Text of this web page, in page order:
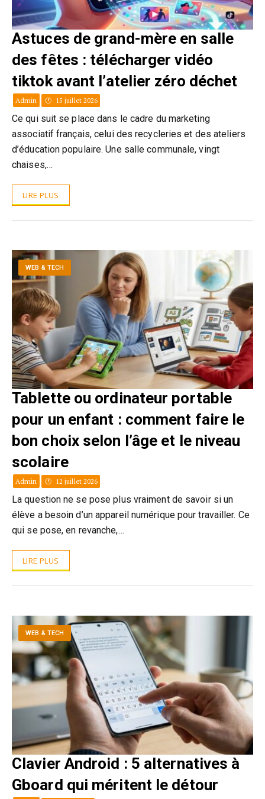
Astuces de grand-mère en salle
des fêtes : télécharger vidéo
tiktok avant l’atelier zéro déchet
Admin 15 juillet 2026
Ce qui suit se place dans le cadre du marketing
associatif français, celui des recycleries et des ateliers
d’éducation populaire. Une salle communale, vingt
chaises,…
LIRE PLUS
WEB & TECH
Tablette ou ordinateur portable
pour un enfant : comment faire le
bon choix selon l’âge et le niveau
scolaire
Admin 12 juillet 2026
La question ne se pose plus vraiment de savoir si un
élève a besoin d’un appareil numérique pour travailler. Ce
qui se pose, en revanche,…
LIRE PLUS
WEB & TECH
Clavier Android : 5 alternatives à
Gboard qui méritent le détour